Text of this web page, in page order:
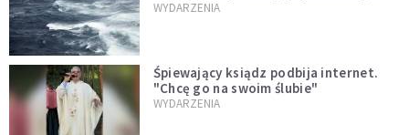
miłości"
WYDARZENIA
Śpiewający ksiądz podbija internet.
"Chcę go na swoim ślubie"
WYDARZENIA